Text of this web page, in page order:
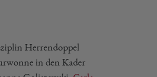
Herrendoppel
in den Kader